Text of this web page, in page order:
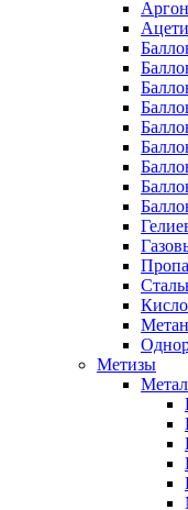
Метизы